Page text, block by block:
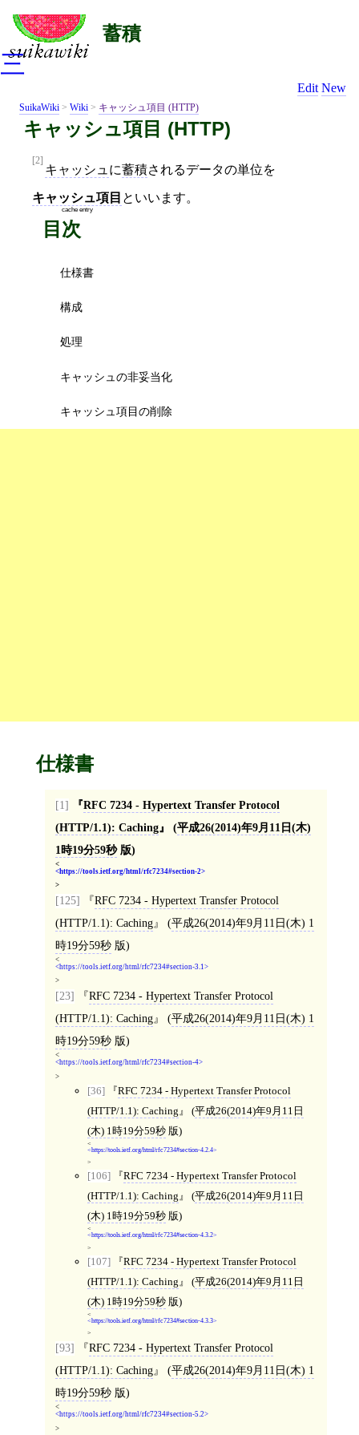
蓄積
Edit New
SuikaWiki > Wiki > キャッシュ項目 (HTTP)
キャッシュ項目 (HTTP)
[2]
キャッシュ に蓄積されるデータの単位を
キャッシュ項目
cache entry
といいます。
目次
仕様書
構成
処理
キャッシュの非妥当化
キャッシュ項目の削除
仕様書
[1]
RFC 7234 - Hypertext Transfer Protocol
(HTTP/1.1): Caching
(平成26(2014)年9月11日(木)
1時19分59秒版)
<
https://tools.ietf.org/html/rfc7234#section-2
>
[125]
RFC 7234 - Hypertext Transfer Protocol
(HTTP/1.1): Caching
(平成26(2014)年9月11日(木) 1
時19分59秒版)
<
https://tools.ietf.org/html/rfc7234#section-3.1
>
[23]
RFC 7234 - Hypertext Transfer Protocol
(HTTP/1.1): Caching
(平成26(2014)年9月11日(木) 1
時19分59秒版)
<
https://tools.ietf.org/html/rfc7234#section-4
>
[36]
RFC 7234 - Hypertext Transfer Protocol
(HTTP/1.1): Caching
(平成26(2014)年9月11日
(木) 1時19分59秒版)
<
https://tools.ietf.org/html/rfc7234#section-4.2.4
>
[106]
RFC 7234 - Hypertext Transfer Protocol
(HTTP/1.1): Caching
(平成26(2014)年9月11日
(木) 1時19分59秒版)
<
https://tools.ietf.org/html/rfc7234#section-4.3.2
>
[107]
RFC 7234 - Hypertext Transfer Protocol
(HTTP/1.1): Caching
(平成26(2014)年9月11日
(木) 1時19分59秒版)
<
https://tools.ietf.org/html/rfc7234#section-4.3.3
>
[93]
RFC 7234 - Hypertext Transfer Protocol
(HTTP/1.1): Caching
(平成26(2014)年9月11日(木) 1
時19分59秒版)
<
https://tools.ietf.org/html/rfc7234#section-5.2
>
三